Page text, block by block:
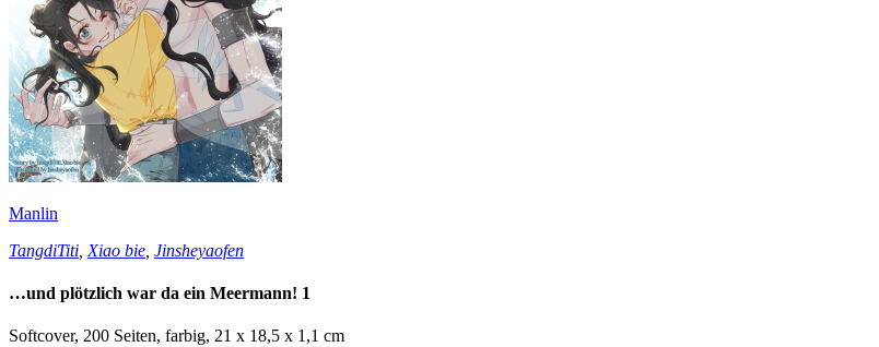
Manlin
TangdiTiti Xiao bie Jinsheyaofen
…und plötzlich war da ein Meermann! 1
Softcover, 200 Seiten, farbig, 21 x 18,5 x 1,1 cm